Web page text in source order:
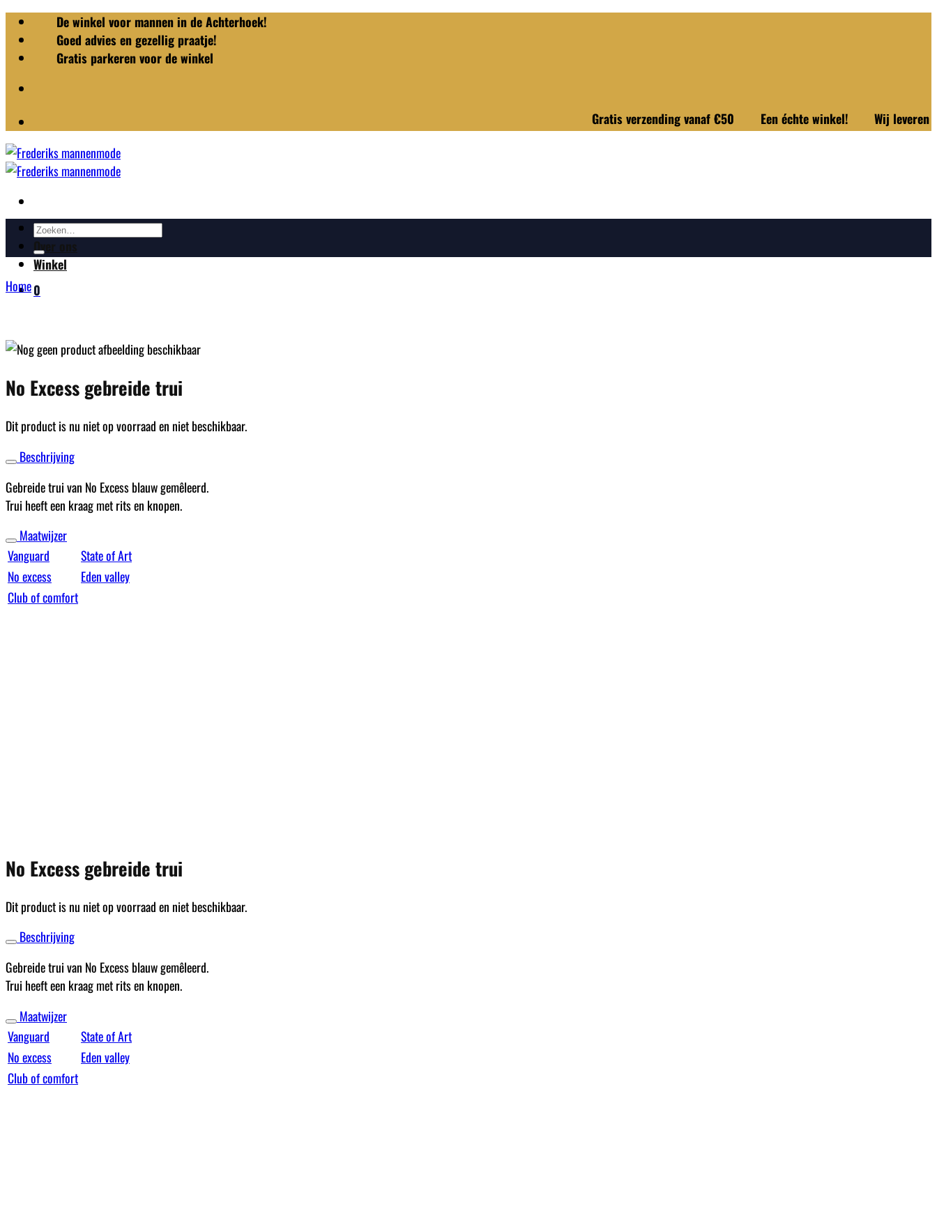
naar
inhoud
De winkel voor mannen in de Achterhoek!
Goed advies en gezellig praatje!
Gratis parkeren voor de winkel
Gratis verzending vanaf €50 Een échte winkel! Wij leveren uit
Merken
Over ons
Winkel
0
Zoeken
naar:
Home
No Excess gebreide trui
Dit product is nu niet op voorraad en niet beschikbaar.
Beschrijving
Gebreide trui van No Excess blauw gemêleerd.
Trui heeft een kraag met rits en knopen.
Maatwijzer
Vanguard
State of Art
No excess
Eden valley
Club of comfort
No Excess gebreide trui
Dit product is nu niet op voorraad en niet beschikbaar.
Beschrijving
Gebreide trui van No Excess blauw gemêleerd.
Trui heeft een kraag met rits en knopen.
Maatwijzer
Vanguard
State of Art
No excess
Eden valley
Club of comfort